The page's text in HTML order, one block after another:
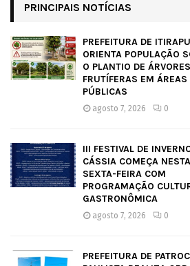
PRINCIPAIS NOTÍCIAS
PREFEITURA DE
ORIENTA POPULAÇÃO
O PLANTIO DE ÁRVORES
FRUTÍFERAS EM ÁREAS
PÚBLICAS
agosto 7, 2026 0
III FESTIVAL DE
CÁSSIA COMEÇA NESTA
SEXTA-FEIRA COM
PROGRAMAÇÃO
GASTRONÔMICA
agosto 7, 2026 0
PREFEITURA DE